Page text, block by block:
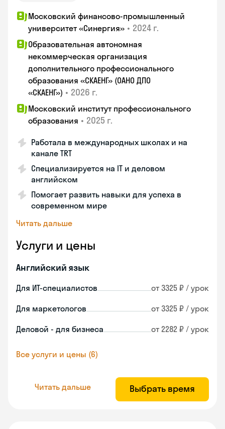
Московский финансово-промышленный
университет «Синергия» • 2024 г.
Образовательная автономная
некоммерческая организация
дополнительного профессионального
образования «СКАЕНГ» (ОАНО ДПО
«СКАЕНГ») • 2026 г.
Московский институт профессионального
образования • 2025 г.
Работала в международных школах и на
канале TRT
Специализируется на IT и деловом
английском
Помогает развить навыки для успеха в
современном мире
Читать дальше
Услуги и цены
Английский язык
Для ИТ-специалистов от 3325 ₽ / урок
Для маркетологов от 3325 ₽ / урок
Деловой - для бизнеса от 2282 ₽ / урок
Все услуги и цены (6)
Читать дальше Выбрать время